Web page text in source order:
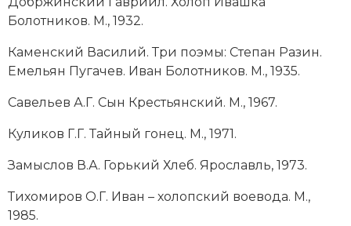
Болотников. М., 1932.
Каменский Василий. Три поэмы: Степан Разин.
Емельян Пугачев. Иван Болотников. М., 1935.
Савельев А.Г. Сын Крестьянский. М., 1967.
Куликов Г.Г. Тайный гонец. М., 1971.
Замыслов В.А. Горький Хлеб. Ярославль, 1973.
Тихомиров О.Г. Иван – холопский воевода. М.,
1985.